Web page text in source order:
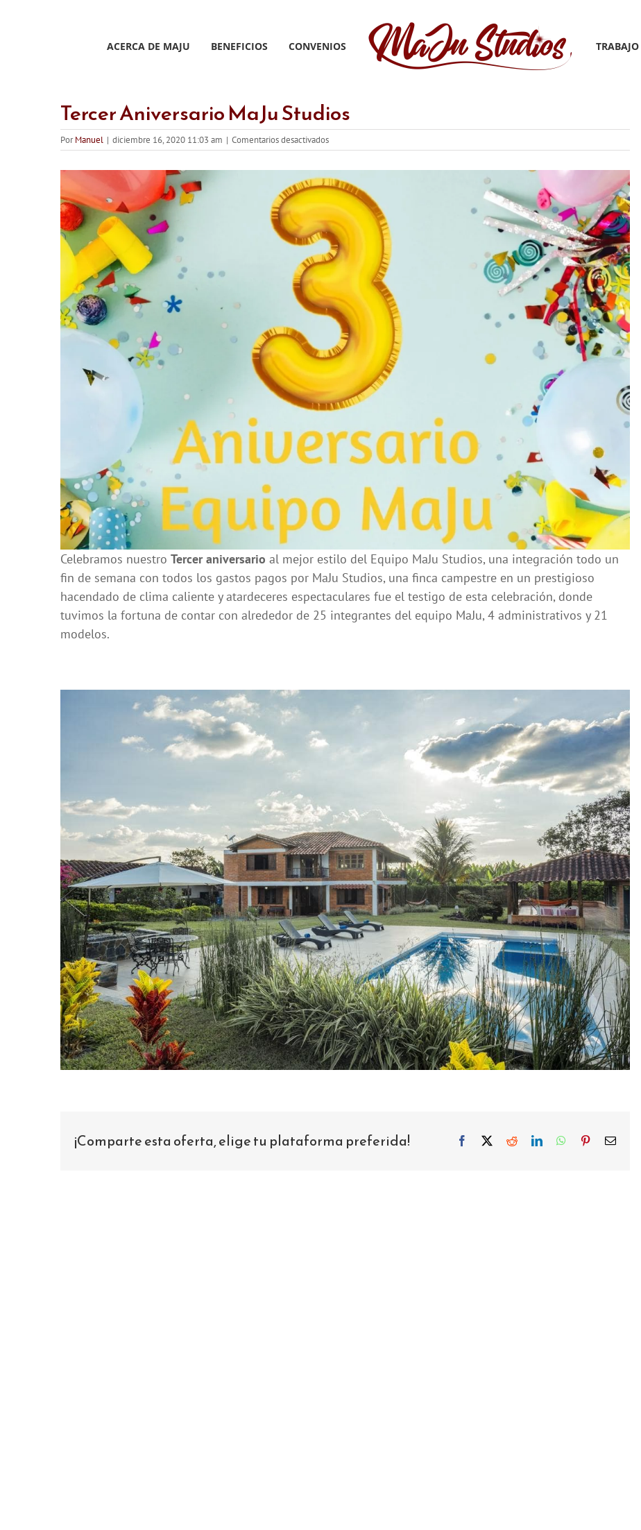
ACERCA DE MAJU BENEFICIOS CONVENIOS TRABAJO
Tercer Aniversario MaJu Studios
PorManuel | diciembre 16, 2020 11:03 am | Comentarios desactivadosen
Tercer
MaJu
Studios
Celebramos nuestro Tercer aniversario al mejor estilo del Equipo MaJu Studios, una integración todo un
fin de semana con todos los gastos pagos por MaJu Studios, una finca campestre en un prestigioso
hacendado de clima caliente y atardeceres espectaculares fue el testigo de esta celebración, donde
tuvimos la fortuna de contar con alrededor de 25 integrantes del equipo MaJu, 4 administrativos y 21
modelos.
¡Comparte esta oferta, elige tu plataforma preferida! Facebook
X RedditLinkedInWhatsApp
PinterestCorreo